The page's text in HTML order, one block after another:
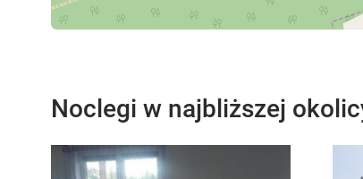
Noclegi w najbliższej